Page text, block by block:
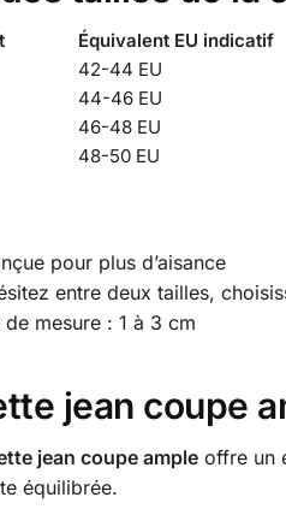
Équivalent EU indicatif
42-44 EU
44-46 EU
46-48 EU
48-50 EU
pour plus d’aisance
entre deux tailles,
mesure : 1 à 3 cm
jean coupe
jean coupe ampleoffre un
équilibrée.